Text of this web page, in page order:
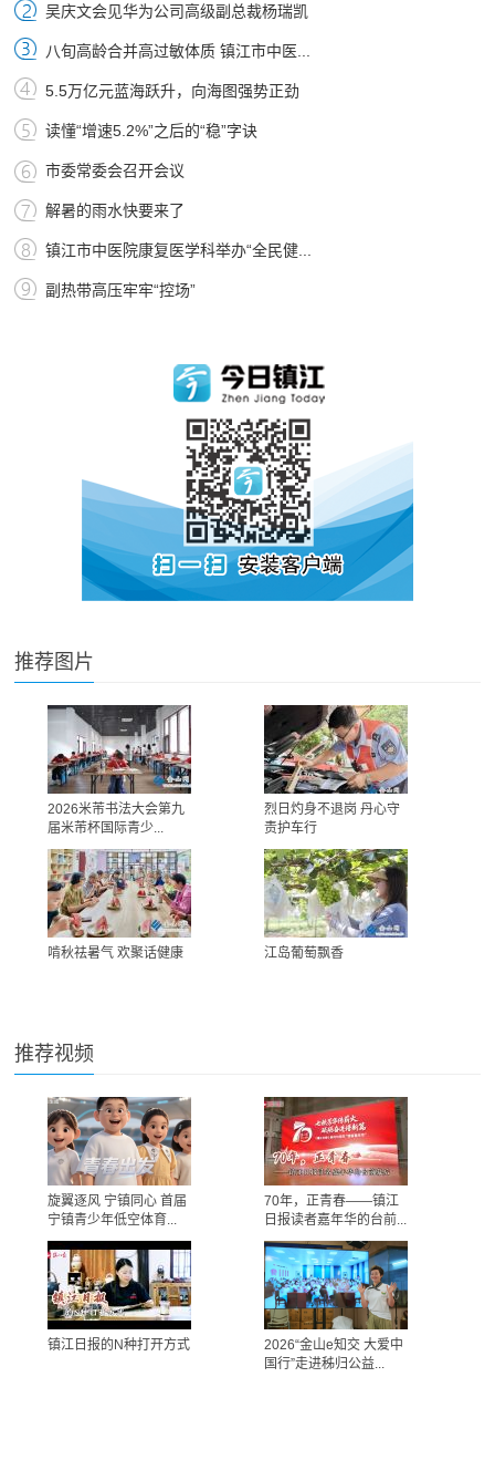
吴庆文会见华为公司高级副总裁杨瑞凯
八旬高龄合并高过敏体质 镇江市中医...
5.5万亿元蓝海跃升，向海图强势正劲
读懂“增速5.2%”之后的“稳”字诀
市委常委会召开会议
解暑的雨水快要来了
镇江市中医院康复医学科举办“全民健...
副热带高压牢牢“控场”
推荐图片
2026米芾书法大会第九
届米芾杯国际青少...
烈日灼身不退岗 丹心守
责护车行
啃秋祛暑气 欢聚话健康 江岛葡萄飘香
推荐视频
旋翼逐风 宁镇同心 首届
宁镇青少年低空体育...
70年，正青春——镇江
日报读者嘉年华的台前...
镇江日报的N种打开方式
2026“金山e知交 大爱中
国行”走进秭归公益...